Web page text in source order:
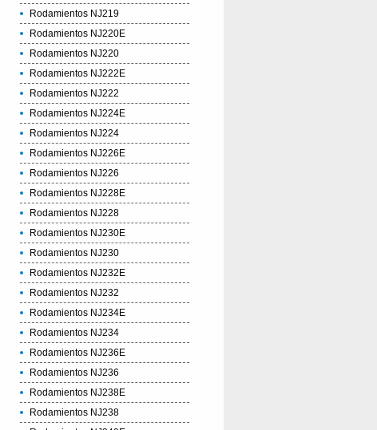
Rodamientos NJ219
Rodamientos NJ220E
Rodamientos NJ220
Rodamientos NJ222E
Rodamientos NJ222
Rodamientos NJ224E
Rodamientos NJ224
Rodamientos NJ226E
Rodamientos NJ226
Rodamientos NJ228E
Rodamientos NJ228
Rodamientos NJ230E
Rodamientos NJ230
Rodamientos NJ232E
Rodamientos NJ232
Rodamientos NJ234E
Rodamientos NJ234
Rodamientos NJ236E
Rodamientos NJ236
Rodamientos NJ238E
Rodamientos NJ238